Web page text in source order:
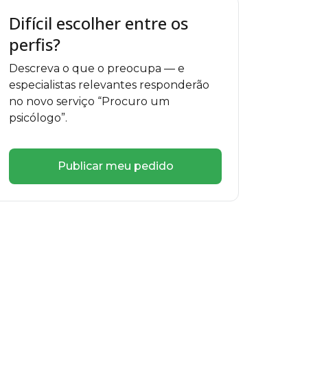
Difícil escolher entre os
perfis?
Descreva o que o preocupa — e
especialistas relevantes responderão
no novo serviço “Procuro um
psicólogo”.
Publicar meu pedido